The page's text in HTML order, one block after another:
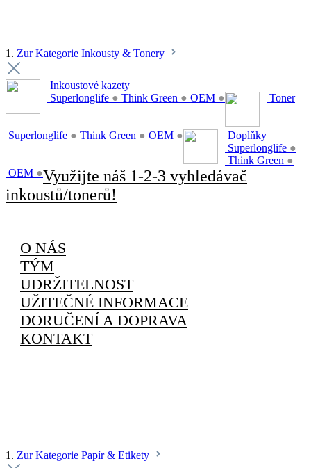
1. Zur Kategorie Inkousty & Tonery
Inkoustové kazety
Superlonglife ● Think Green ● OEM ● Toner
Superlonglife ● Think Green ● OEM ●
Doplňky
Superlonglife ●
Think Green ●
OEM ●Využijte náš 1-2-3 vyhledávač
inkoustů/tonerů!
O NÁS
TÝM
UDRŽITELNOST
UŽITEČNÉ INFORMACE
DORUČENÍ A DOPRAVA
KONTAKT
1. Zur Kategorie Papír & Etikety